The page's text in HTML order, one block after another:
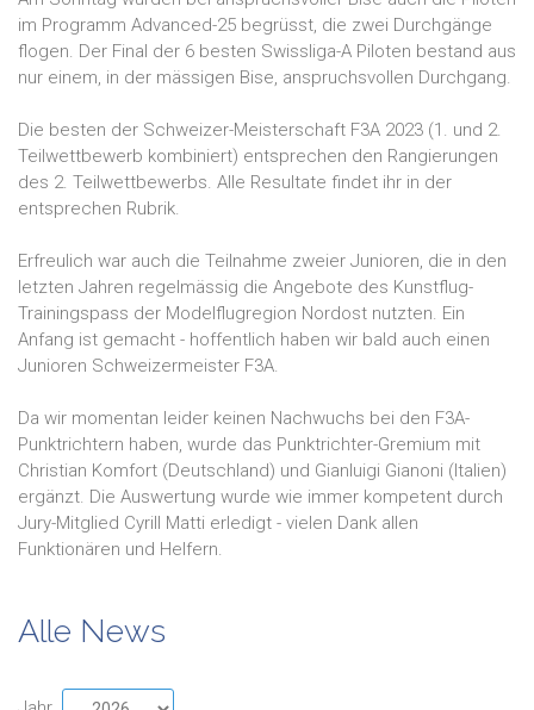
im Programm Advanced-25 begrüsst, die zwei Durchgänge
flogen. Der Final der 6 besten Swissliga-A Piloten bestand aus
nur einem, in der mässigen Bise, anspruchsvollen Durchgang.
Die besten der Schweizer-Meisterschaft F3A 2023 (1. und 2.
Teilwettbewerb kombiniert) entsprechen den Rangierungen
des 2. Teilwettbewerbs. Alle Resultate findet ihr in der
entsprechen Rubrik.
Erfreulich war auch die Teilnahme zweier Junioren, die in den
letzten Jahren regelmässig die Angebote des Kunstflug-
Trainingspass der Modelflugregion Nordost nutzten. Ein
Anfang ist gemacht - hoffentlich haben wir bald auch einen
Junioren Schweizermeister F3A.
Da wir momentan leider keinen Nachwuchs bei den F3A-
Punktrichtern haben, wurde das Punktrichter-Gremium mit
Christian Komfort (Deutschland) und Gianluigi Gianoni (Italien)
ergänzt. Die Auswertung wurde wie immer kompetent durch
Jury-Mitglied Cyrill Matti erledigt - vielen Dank allen
Funktionären und Helfern.
Alle News